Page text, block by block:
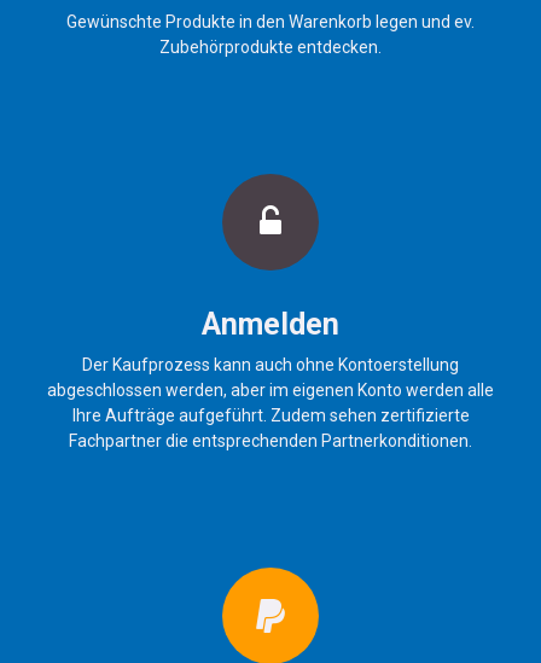
Gewünschte Produkte in den Warenkorb legen und ev.
Zubehörprodukte entdecken.
Anmelden
Der Kaufprozess kann auch ohne Kontoerstellung
abgeschlossen werden, aber im eigenen Konto werden alle
Ihre Aufträge aufgeführt. Zudem sehen zertifizierte
Fachpartner die entsprechenden Partnerkonditionen.